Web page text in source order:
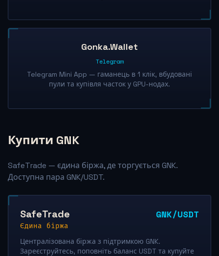
Gonka.Wallet
Telegram
Telegram Mini App — гаманець в 1 клік, вбудовані
пули та купівля часток у GPU-нодах.
Купити GNK
SafeTrade — єдина біржа, де торгується GNK.
Доступна пара GNK/USDT.
SafeTrade
Єдина біржа
GNK/USDT
Централізована біржа з підтримкою GNK.
Зареєструйтесь, поповніть баланс USDT та купуйте